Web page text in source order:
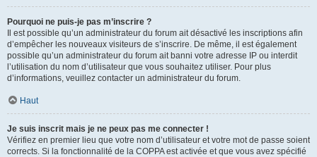
Pourquoi ne puis-je pas m’inscrire ?
Il est possible qu’un administrateur du forum ait désactivé les inscriptions afin
d’empêcher les nouveaux visiteurs de s’inscrire. De même, il est également
possible qu’un administrateur du forum ait banni votre adresse IP ou interdit
l’utilisation du nom d’utilisateur que vous souhaitez utiliser. Pour plus
d’informations, veuillez contacter un administrateur du forum.
Haut
Je suis inscrit mais je ne peux pas me connecter !
Vérifiez en premier lieu que votre nom d’utilisateur et votre mot de passe soient
corrects. Si la fonctionnalité de la COPPA est activée et que vous avez spécifié